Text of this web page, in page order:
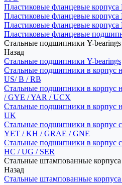
Пластиковые фланцевые корпуса
Пластиковые фланцевые корпуса
Пластиковые фланцевые корпуса
Пластиковые фланцевые
Стальные подшипники Y-bearings
Назад
Стальные подшипники Y-bearings
Стальные подшипники в корпус
US/ B / RB
Стальные подшипники в корпус
/ GYE / YAR / UCX
Стальные подшипники в корпус
UK
Стальные подшипники в корпус
YET / KH / GRAE / GNE
Стальные подшипники в корпус
HC / UG / SER
Стальные штампованные
Назад
Стальные штампованные